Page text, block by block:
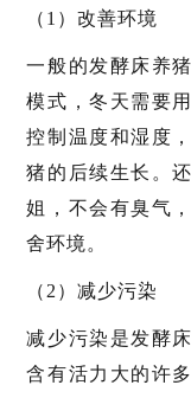
（1）改善环境
一般的发酵床养
模式，冬天需要
控制温度和湿度
猪的后续生长。
姐，不会有臭气
舍环境。
（2）减少污染
减少污染是发酵
含有活力大的许